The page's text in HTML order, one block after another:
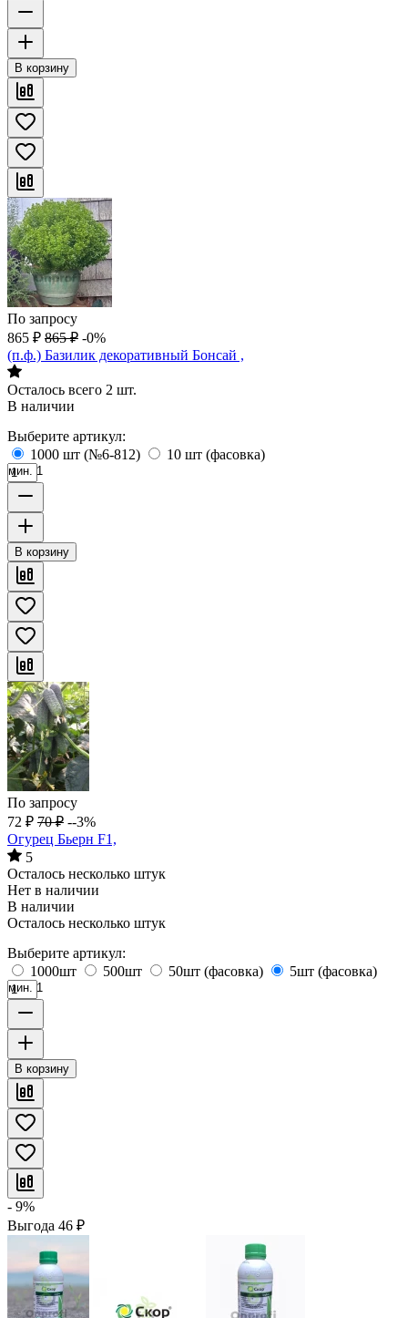
В корзину
По запросу
865 ₽ 865 ₽ -0%
(п.ф.) Базилик декоративный Бонсай ,
Осталось всего 2 шт.
В наличии
Выберите артикул:
1000 шт (№6-812)
10 шт (фасовка)
мин. 1
В корзину
По запросу
72 ₽ 70 ₽ --3%
Огурец Бьерн F1,
5
Осталось несколько штук
Нет в наличии
В наличии
Осталось несколько штук
Выберите артикул:
1000шт
500шт 50шт (фасовка) 5шт (фасовка)
мин. 1
В корзину
- 9%
Выгода 46 ₽